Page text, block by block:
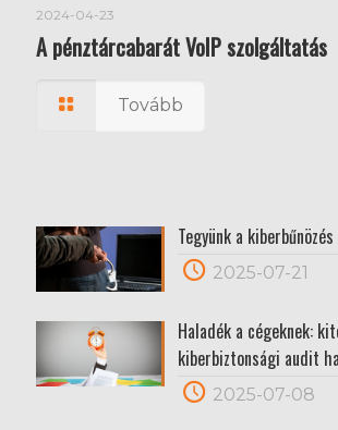
2024-04-23
A pénztárcabarát VoIP szolgáltatás
Tovább
Tegyünk a
2025-07-21
Haladék a cégeknek:
kiberbiztonsági audit
2025-07-08